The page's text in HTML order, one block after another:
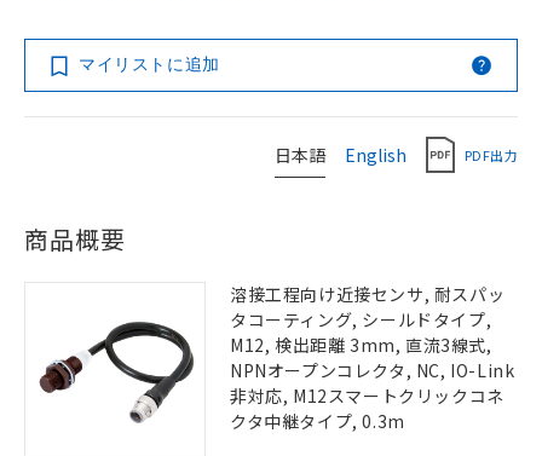
マイリストに追加
日本語 English PDF出力
商品概要
溶接工程向け近接センサ, 耐スパッ
タコーティング, シールドタイプ,
M12, 検出距離 3mm, 直流3線式,
NPNオープンコレクタ, NC, IO-Link
非対応, M12スマートクリックコネ
クタ中継タイプ, 0.3m